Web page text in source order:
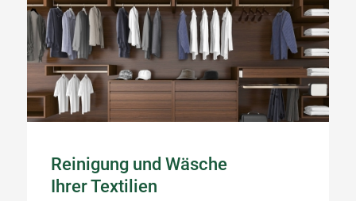
Reinigung und Wäsche
Ihrer Textilien